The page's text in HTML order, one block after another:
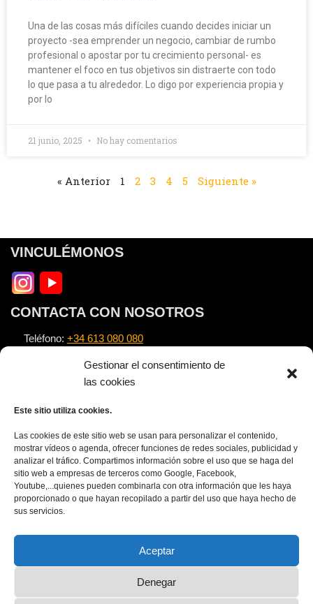
Gestionar el consentimiento de
las cookies
Este sitio utiliza cookies.
Las cookies de este sitio web se usan para personalizar el contenido,
mostrar vídeos o agenda, ofrecer funciones de redes sociales, publicidad y
analizar el tráfico. Compartimos información sobre el uso que se haga del
sitio web a empresas de terceros como Google, Facebook,
Youtube,...quienes pueden combinarla con otra información que les haya
proporcionado o que hayan recopilado a partir del uso que haya hecho de
sus servicios.
Aceptar
Denegar
Una de las cosas más difíciles cuando decides iniciar un
proyecto -sea emprender un negocio, cambiar de rumbo
profesional o apostar por tu crecimiento personal- es
mantener el foco en tus objetivos sin distraerte con todo
lo que pasa a tu alrededor. Lo digo por experiencia propia y
por lo
21 junio, 2025 No hay comentarios
« Anterior 1 2 3 4 5 Siguiente »
VINCULÉMONOS
CONTACTA CON NOSOTROS
Teléfono: +34 613 080 080
https://escuela.alexnovell.com
Nota Legal
Política de privacidad
Política de cookies
APÚNTATE AL NEWSLETTER